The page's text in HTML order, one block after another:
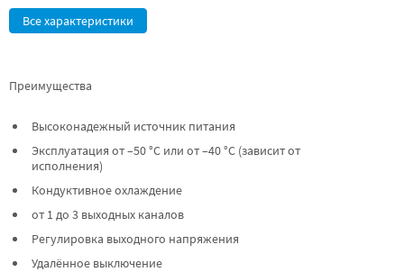
Все характеристики
Преимущества
Высоконадежный источник питания
Эксплуатация от –50 °C или от –40 °C (зависит от
исполнения)
Кондуктивное охлаждение
от 1 до 3 выходных каналов
Регулировка выходного напряжения
Удалённое выключение